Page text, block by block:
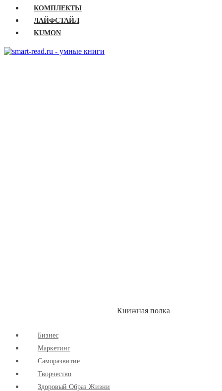
КОМПЛЕКТЫ
ЛАЙФСТАЙЛ
KUMON
Книжная полка
Бизнес
Маркетинг
Cаморазвитие
Творчество
Здоровый Образ Жизни